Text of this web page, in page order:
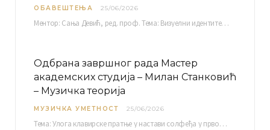
ОБАВЕШТЕЊА 25/06/2026
Ментор: Сања Девић, ред. проф. Тема: Визуелни идентитет линије нутриционистичких производа Vita+: Од амбалаже до мултимедијалне комуникације Петак, 03. 07.…
Одбрана завршног рада Мастер
академских студија – Милан Станковић
– Музичка теорија
МУЗИЧКА УМЕТНОСТ 25/06/2026
Тема: Улога клавирске пратње у настави солфеђа у првом циклусу основне музичке школе Ментор…